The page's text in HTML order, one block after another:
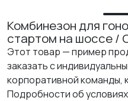
Комбинезон для
стартом на шоссе
Этот товар — пример
заказать с
корпоративной команды,
Подробности об